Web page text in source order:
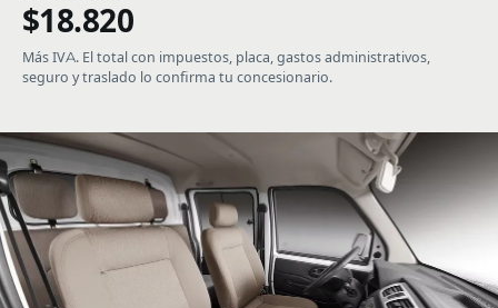
$18.820
Más IVA. El total con impuestos, placa, gastos administrativos,
seguro y traslado lo confirma tu concesionario.